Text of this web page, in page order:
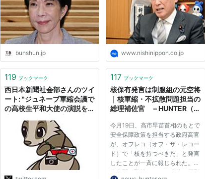
bunshun.jp www.nishinippon.co.jp
119 ブックマーク
西日本新聞社会部さんのツイ
ート: "ジュネーブ軍縮会議で
の高校生平和大使の演説を阻
かけたのはどの国か。外務省
が西日本新聞記者に開示した
公電は多くが黒
117 ブックマーク
核保有発言は制服組の元空将
｜核軍縮・不拡散問題担当の
総理補佐官 – HUNTER（ハ
今月19日、高市早苗首相のもとで
安全保障政策を担当する政府高官
が、オフレコ（オフ・ザ・レコー
ド）で「核を持つべきだ」と発言
したことが一斉に報じられた。歴
代内閣が堅持してきた非核三原則